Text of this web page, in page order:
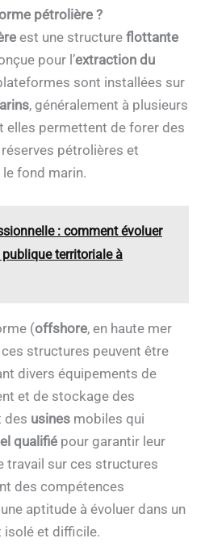
pétrolière ?
est une structure flottante
pour l’extraction du
sont installées sur
, généralement à plusieurs
elles permettent de forer des
pétrolières et
fond marin.
: comment évoluer
territoriale à
(offshore, en haute mer
structures peuvent être
divers équipements de
et de stockage des
des usines mobiles qui
qualifié pour garantir leur
travail sur ces structures
des compétences
aptitude à évoluer dans un
isolé et difficile.